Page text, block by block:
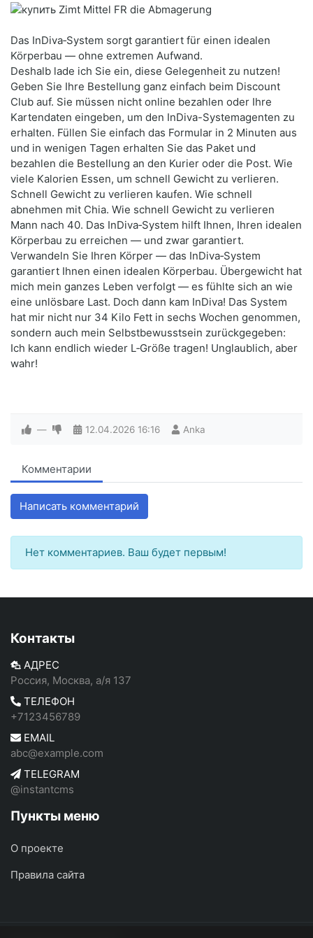
Das InDiva‑System sorgt garantiert für einen idealen
Körperbau — ohne extremen Aufwand.
Deshalb lade ich Sie ein, diese Gelegenheit zu nutzen!
Geben Sie Ihre Bestellung ganz einfach beim Discount
Club auf. Sie müssen nicht online bezahlen oder Ihre
Kartendaten eingeben, um den InDiva-Systemagenten zu
erhalten. Füllen Sie einfach das Formular in 2 Minuten aus
und in wenigen Tagen erhalten Sie das Paket und
bezahlen die Bestellung an den Kurier oder die Post. Wie
viele Kalorien Essen, um schnell Gewicht zu verlieren.
Schnell Gewicht zu verlieren kaufen. Wie schnell
abnehmen mit Chia. Wie schnell Gewicht zu verlieren
Mann nach 40. Das InDiva‑System hilft Ihnen, Ihren idealen
Körperbau zu erreichen — und zwar garantiert.
Verwandeln Sie Ihren Körper — das InDiva‑System
garantiert Ihnen einen idealen Körperbau. Übergewicht hat
mich mein ganzes Leben verfolgt — es fühlte sich an wie
eine unlösbare Last. Doch dann kam InDiva! Das System
hat mir nicht nur 34 Kilo Fett in sechs Wochen genommen,
sondern auch mein Selbstbewusstsein zurückgegeben:
Ich kann endlich wieder L‑Größe tragen! Unglaublich, aber
wahr!
— 12.04.2026 16:16 Anka
Комментарии
Написать комментарий
Нет комментариев. Ваш будет первым!
Контакты
АДРЕС
Россия, Москва, а/я 137
ТЕЛЕФОН
+7123456789
EMAIL
abc@example.com
TELEGRAM
@instantcms
Пункты меню
О проекте
Правила сайта